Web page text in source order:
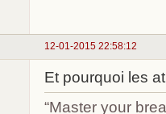
12-01-2015 22:58:12
Et pourquoi les
“Master your